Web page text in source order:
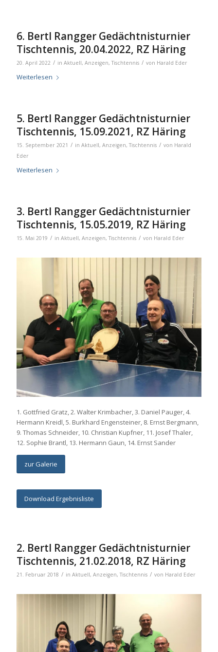
6. Bertl Rangger Gedächtnisturnier
Tischtennis, 20.04.2022, RZ Häring
20. April 2022 / in Aktuell, Anzeigen,Tischtennis / von Harald Eder
Weiterlesen
5. Bertl Rangger Gedächtnisturnier
Tischtennis, 15.09.2021, RZ Häring
15. September 2021 / in Aktuell, Anzeigen,Tischtennis / von Harald
Eder
Weiterlesen
3. Bertl Rangger Gedächtnisturnier
Tischtennis, 15.05.2019, RZ Häring
15. Mai 2019 / in Aktuell, Anzeigen,Tischtennis / von Harald Eder
1. Gottfried Gratz, 2. Walter Krimbacher, 3. Daniel Pauger, 4.
Hermann Kreidl, 5. Burkhard Engensteiner, 8. Ernst Bergmann,
9. Thomas Schneider, 10. Christian Kupfner, 11. Josef Thaler,
12. Sophie Brantl, 13. Hermann Gaun, 14. Ernst Sander
zur Galerie
Download Ergebnisliste
2. Bertl Rangger Gedächtnisturnier
Tischtennis, 21.02.2018, RZ Häring
21. Februar 2018 / in Aktuell, Anzeigen,Tischtennis / von Harald Eder